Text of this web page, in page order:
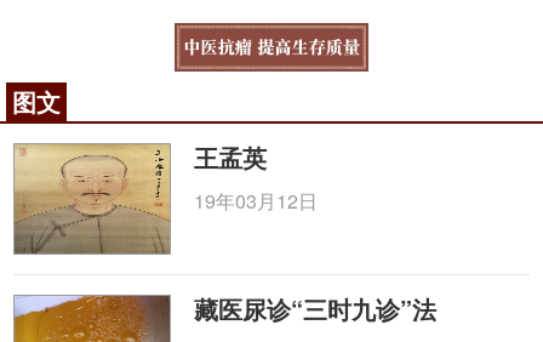
上有腺毛，叶裂较深，淡绿而薄。不过，这两种植物
的幼苗都可食用；二是注意，苦菜大都
头路边，刚打过农药的地方千万不要去采，以防中
毒；三是厂矿区域、垃圾堆等污染过的地方不要采
摘，那些地方的水和土壤易被污染不卫生。
咨询电话：010-87876186
图文
王孟英
19年03月12日
藏医尿诊“三时九诊”法